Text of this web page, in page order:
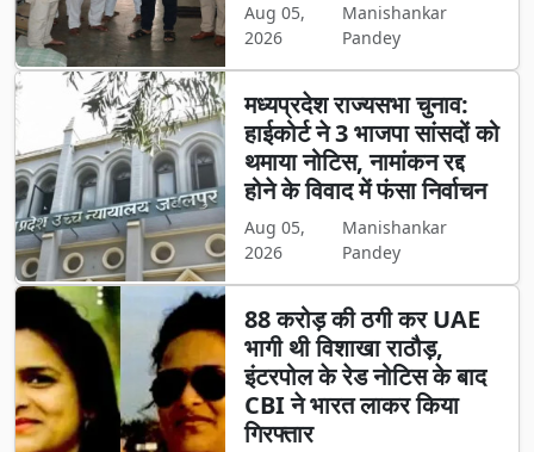
Aug 05,
2026
Manishankar
Pandey
मध्यप्रदेश राज्यसभा चुनाव:
हाईकोर्ट ने 3 भाजपा सांसदों को
थमाया नोटिस, नामांकन रद्द
होने के विवाद में फंसा निर्वाचन
Aug 05,
2026
Manishankar
Pandey
88 करोड़ की ठगी कर UAE
भागी थी विशाखा राठौड़,
इंटरपोल के रेड नोटिस के बाद
CBI ने भारत लाकर किया
गिरफ्तार